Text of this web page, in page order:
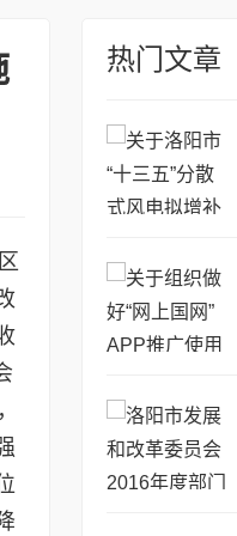
热门文章